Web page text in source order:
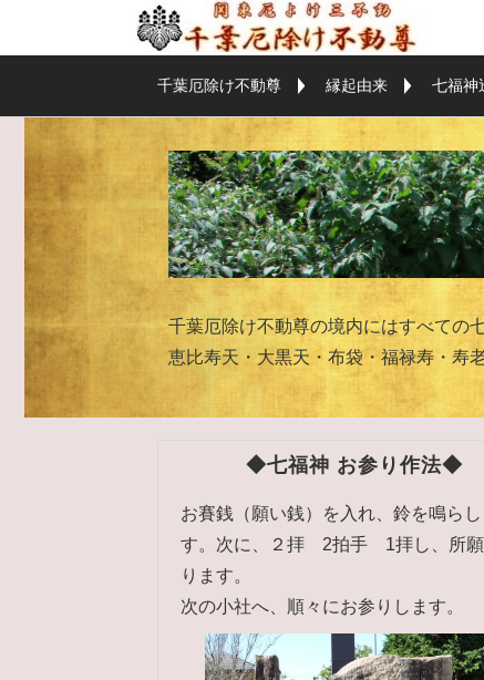
千葉厄除け不動尊 縁起由来 七福神
千葉厄除け不動尊の境内にはすべての
恵比寿天・大黒天・布袋・福禄寿・寿
◆七福神 お参り作法◆
お賽銭（願い銭）を入れ、鈴を鳴らし
す。次に、２拝 2拍手 1拝し、所
ります。
次の小社へ、順々にお参りします。